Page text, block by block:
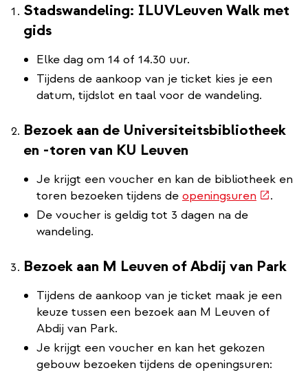
Stadswandeling: ILUVLeuven Walk met
gids
Elke dag om 14 of 14.30 uur.
Tijdens de aankoop van je ticket kies je een
datum, tijdslot en taal voor de wandeling.
Bezoek aan de Universiteitsbibliotheek
en -toren van KU Leuven
Je krijgt een voucher en kan de bibliotheek en
toren bezoeken tijdens de openingsuren (externe
.
De voucher is geldig tot 3 dagen na de
wandeling.
Bezoek aan M Leuven of Abdij van Park
Tijdens de aankoop van je ticket maak je een
keuze tussen een bezoek aan M Leuven of
Abdij van Park.
Je krijgt een voucher en kan het gekozen
gebouw bezoeken tijdens de openingsuren: